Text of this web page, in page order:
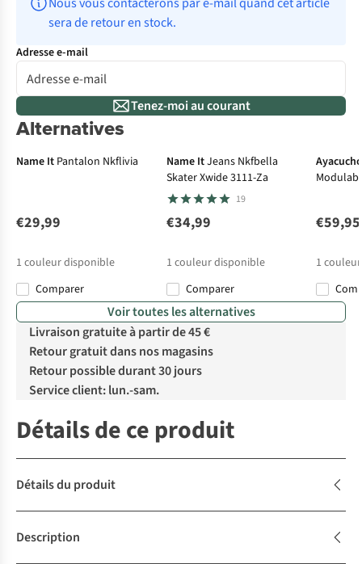
sera de retour en stock.
Adresse e-mail
Tenez-moi au courant
Alternatives
Name It Pantalon Nkflivia
€29,99
1 couleur disponible
Comparer
Name ItJeans Nkfbella
Skater Xwide 3111-Za
19
€34,99
1 couleur disponible
Comparer
€59,95
1
Voir toutes les alternatives
Livraison gratuite à partir de 45 €
Retour gratuit dans nos magasins
Retour possible durant 30 jours
Service client: lun.-sam.
Détails de ce produit
Détails du produit
Description